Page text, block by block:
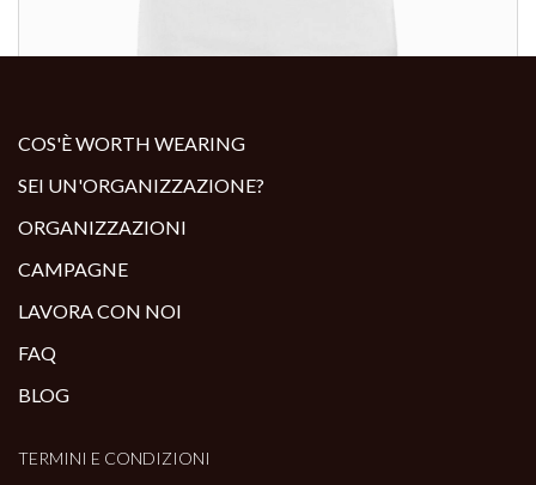
COS'È WORTH WEARING
SEI UN'ORGANIZZAZIONE?
ORGANIZZAZIONI
CAMPAGNE
LAVORA CON NOI
FAQ
BLOG
TERMINI E CONDIZIONI